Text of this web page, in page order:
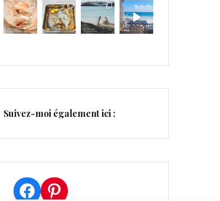
Suivez-moi également ici :
Facebook
Pinterest